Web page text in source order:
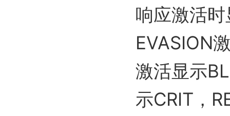
响应激活
EVASION
激活显示
示CRIT，